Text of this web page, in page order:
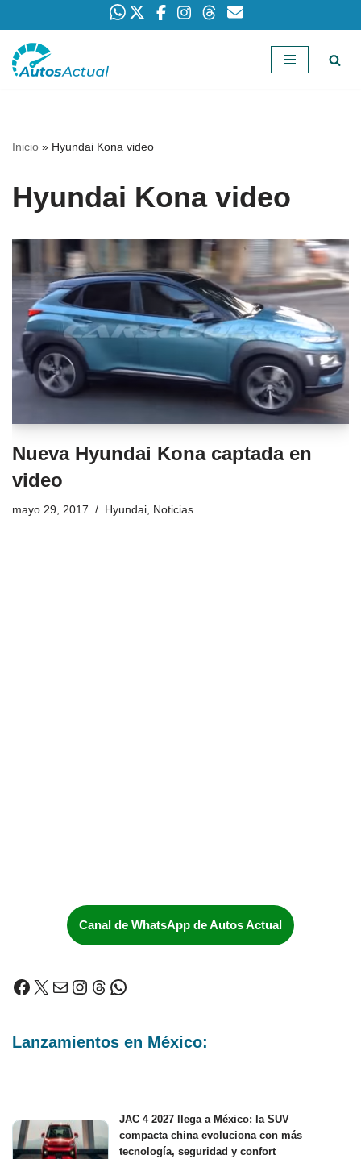
Saltar
Inicio » Hyundai Kona video
Hyundai Kona video
Nueva Hyundai Kona captada en
video
mayo 29, 2017 Hyundai, Noticias
Canal de WhatsApp de Autos Actual
Lanzamientos en México:
JAC 4 2027 llega a México: la SUV
compacta china evoluciona con más
tecnología, seguridad y confort